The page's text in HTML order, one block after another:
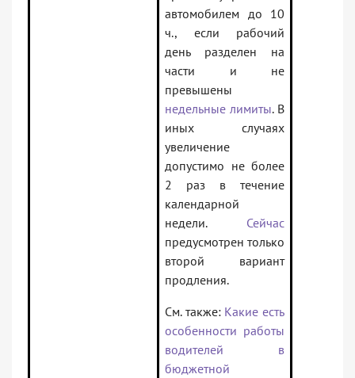
автомобилем до 10
ч., если рабочий
день разделен на
части и не
превышены
недельные лимиты. В
иных случаях
увеличение
допустимо не более
2 раз в течение
календарной
недели. Сейчас
предусмотрен только
второй вариант
продления.
См. также: Какие есть
особенности работы
водителей в
бюджетной